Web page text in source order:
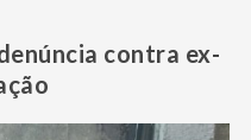
contra ex-